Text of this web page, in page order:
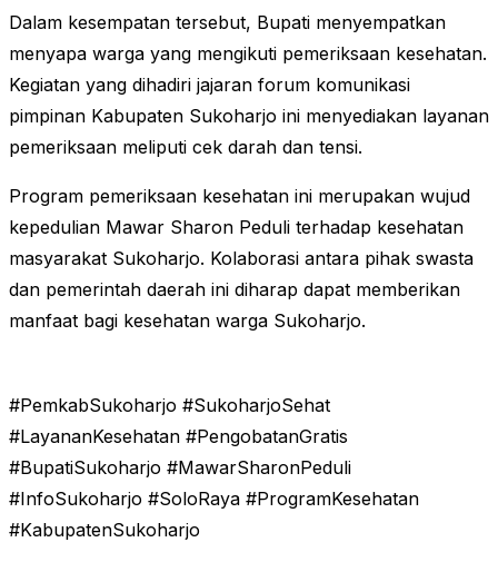
Dalam kesempatan tersebut, Bupati menyempatkan
menyapa warga yang mengikuti pemeriksaan kesehatan.
Kegiatan yang dihadiri jajaran forum komunikasi
pimpinan Kabupaten Sukoharjo ini menyediakan layanan
pemeriksaan meliputi cek darah dan tensi.
Program pemeriksaan kesehatan ini merupakan wujud
kepedulian Mawar Sharon Peduli terhadap kesehatan
masyarakat Sukoharjo. Kolaborasi antara pihak swasta
dan pemerintah daerah ini diharap dapat memberikan
manfaat bagi kesehatan warga Sukoharjo.
#PemkabSukoharjo #SukoharjoSehat
#LayananKesehatan #PengobatanGratis
#BupatiSukoharjo #MawarSharonPeduli
#InfoSukoharjo #SoloRaya #ProgramKesehatan
#KabupatenSukoharjo